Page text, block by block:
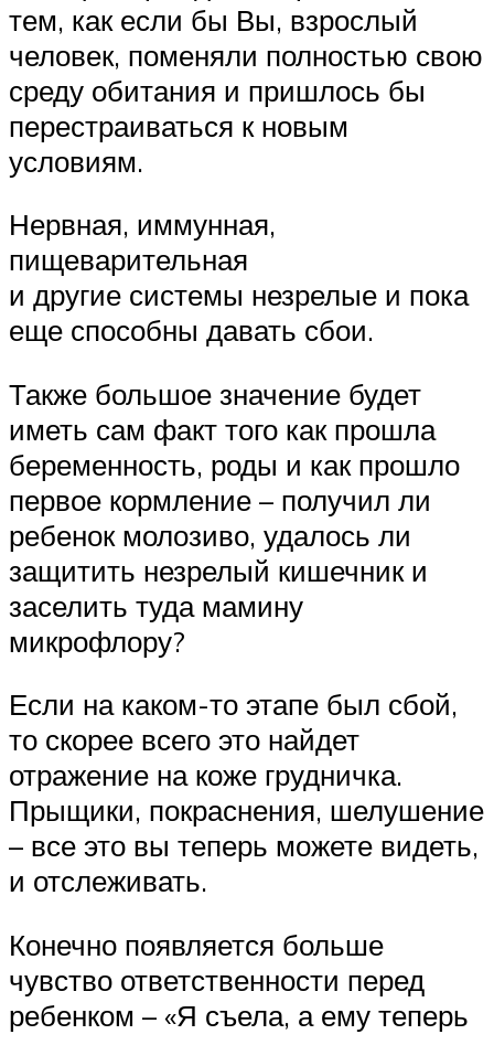
тем, как если бы Вы, взрослый
человек, поменяли полностью свою
среду обитания и пришлось бы
перестраиваться к новым
условиям.
Нервная, иммунная,
пищеварительная
и другие системы незрелые и пока
еще способны давать сбои.
Также большое значение будет
иметь сам факт того как прошла
беременность, роды и как прошло
первое кормление – получил ли
ребенок молозиво, удалось ли
защитить незрелый кишечник и
заселить туда мамину
микрофлору?
Если на каком-то этапе был сбой,
то скорее всего это найдет
отражение на коже грудничка.
Прыщики, покраснения, шелушение
– все это вы теперь можете видеть,
и отслеживать.
Конечно появляется больше
чувство ответственности перед
ребенком – «Я съела, а ему теперь